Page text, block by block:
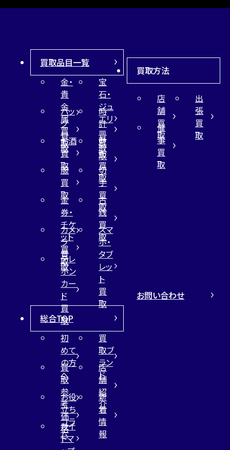
買取品目一覧
金・
貴
金
属
買
取
宝
石・
ジュ
エリ
ー
買
取
バッ
グ
買
取
時
計
買
取
お酒
買
取
財
布
買
取
服
買
取
切
手
買
取
金
券・
チケ
ット
買
取
古
銭
買
取
カメ
ラ
買
取
スマ
ホ・
タブ
レッ
ト
買
取
テレ
ホン
カー
ド
買
取
買取方法
店
舗
買
取
出
張
買
取
催
事
買
取
総合TOP
初
めて
の方
へ
買
取ブ
ラン
ド
買
取
参
考
価
格
店
舗
紹
介
お役
立ち
コラ
ム
新
着
情
報
サイ
トマ
お問い合わせ